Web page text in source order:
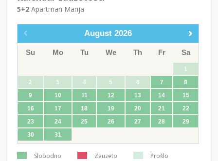
5+2 Apartman Marija
August 2026
Su Mo Tu We Th Fr Sa
1
2
3 4 5 6 7
8
9
10 11 12 13 14
15
16
17 18 19 20 21
22
23
24 25 26 27 28
29
30
31
Slobodno Zauzeto Prošlo